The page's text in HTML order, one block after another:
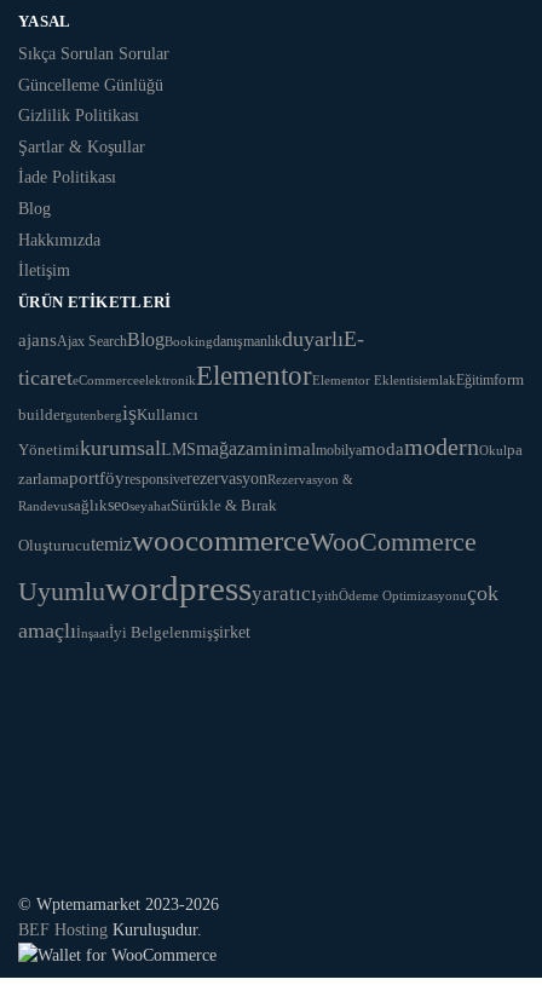
YASAL
Sıkça Sorulan Sorular
Güncelleme Günlüğü
Gizlilik Politikası
Şartlar & Koşullar
İade Politikası
Blog
Hakkımızda
İletişim
ÜRÜN ETIKETLERI
ajansAjax SearchBlogBookingdanışmanlıkduyarlıE-
ticareteCommerceelektronikElementorElementor EklentisiemlakEğitimform
buildergutenbergişKullanıcı
YönetimikurumsalLMSmağazaminimalmobilyamodamodernOkulpa
zarlamaportföyresponsiverezervasyonRezervasyon &
RandevusağlıkseoseyahatSürükle & Bırak
OluşturucutemizwoocommerceWooCommerce
UyumluwordpressyaratıcıyithÖdeme Optimizasyonuçok
amaçlıİnşaatİyi Belgelenmişşirket
© Wptemamarket 2023-2026
BEF Hosting Kuruluşudur.